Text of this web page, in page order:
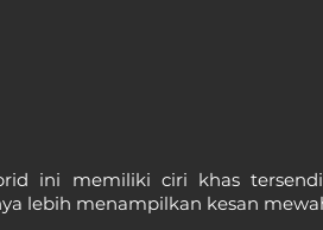
ini memiliki ciri khas
lebih menampilkan kesan